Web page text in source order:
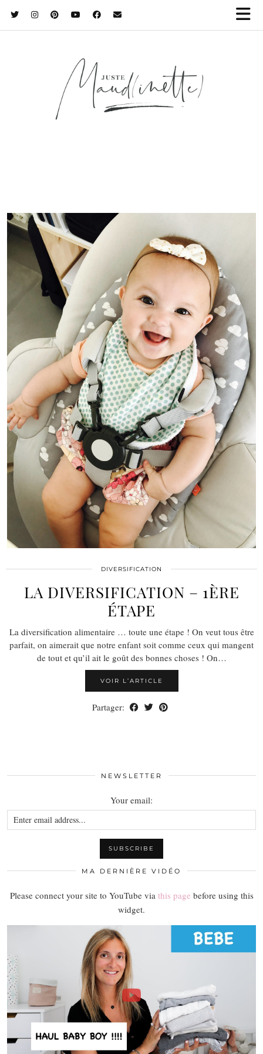
DIVERSIFICATION
LA DIVERSIFICATION – 1ÈRE
ÉTAPE
La diversification alimentaire … toute une étape ! On veut tous être
parfait, on aimerait que notre enfant soit comme ceux qui mangent
de tout et qu’il ait le goût des bonnes choses ! On…
VOIR L’ARTICLE
Partager:
NEWSLETTER
Your email:
MA DERNIÈRE VIDÉO
Please connect your site to YouTube via this page before using this
widget.